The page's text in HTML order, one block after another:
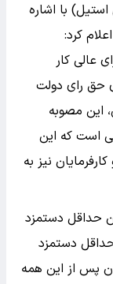
با اشاره
تاخیر در ابلاغ مصوبه مزدی ۱۴۰۵، اعلام کرد:
عالی کار
حق رای دولت
این مصوبه
است که این
نیز به
حداقل دستمزد
دستمزد
پس از این همه